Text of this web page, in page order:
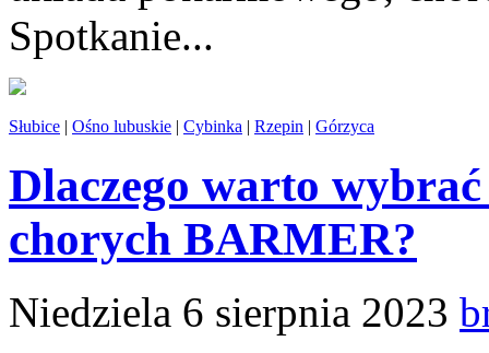
Spotkanie...
Słubice | Ośno lubuskie | Cybinka | Rzepin | Górzyca
Dlaczego warto
chorych BARMER?
Niedziela 6 sierpnia 2023